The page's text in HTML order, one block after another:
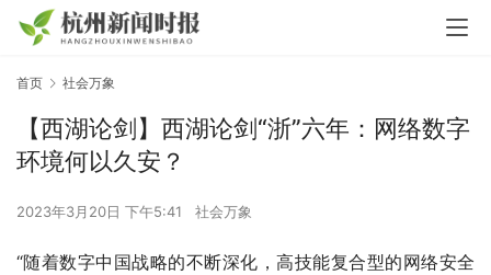
首页 社会万象
【西湖论剑】西湖论剑“浙”六年：网络数字
环境何以久安？
2023年3月20日 下午5:41 社会万象
“随着数字中国战略的不断深化，高技能复合型的网络安全